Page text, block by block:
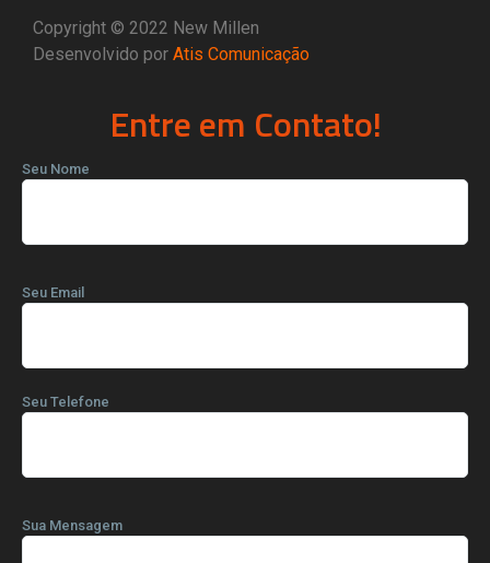
Copyright © 2022 New Millen
Desenvolvido por Atis Comunicação
Entre em Contato!
Seu Nome
Seu Email
Seu Telefone
Sua Mensagem